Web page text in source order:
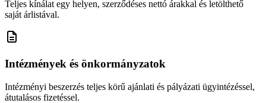
Teljes kínálat egy helyen, szerződéses nettó árakkal és letölthető
saját árlistával.
Intézmények és önkormányzatok
Intézményi beszerzés teljes körű ajánlati és pályázati ügyintézéssel,
átutalásos fizetéssel.